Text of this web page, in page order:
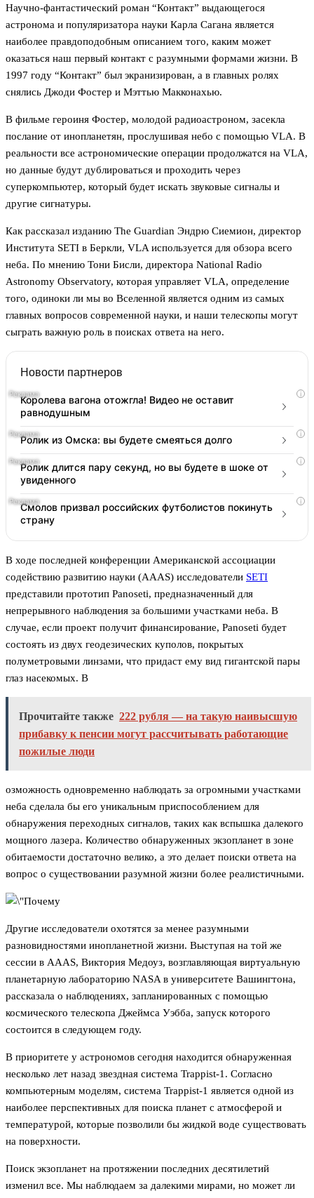
Научно-фантастический роман “Контакт” выдающегося
астронома и популяризатора науки Карла Сагана является
наиболее правдоподобным описанием того, каким может
оказаться наш первый контакт с разумными формами жизни. В
1997 году “Контакт” был экранизирован, а в главных ролях
снялись Джоди Фостер и Мэттью Макконахью.
В фильме героиня Фостер, молодой радиоастроном, засекла
послание от инопланетян, прослушивая небо с помощью VLA. В
реальности все астрономические операции продолжатся на VLA,
но данные будут дублироваться и проходить через
суперкомпьютер, который будет искать звуковые сигналы и
другие сигнатуры.
Как рассказал изданию The Guardian Эндрю Сиемион, директор
Института SETI в Беркли, VLA используется для обзора всего
неба. По мнению Тони Бисли, директора National Radio
Astronomy Observatory, которая управляет VLA, определение
того, одиноки ли мы во Вселенной является одним из самых
главных вопросов современной науки, и наши телескопы могут
сыграть важную роль в поисках ответа на него.
Новости партнеров
i
Королева вагона отожгла! Видео не оставит
равнодушным
i
Ролик из Омска: вы будете смеяться долго
i
Ролик длится пару секунд, но вы будете в шоке от
увиденного
i
Смолов призвал российских футболистов покинуть
страну
В ходе последней конференции Американской ассоциации
содействию развитию науки (AAAS) исследователи SETI
представили прототип Panoseti, предназначенный для
непрерывного наблюдения за большими участками неба. В
случае, если проект получит финансирование, Panoseti будет
состоять из двух геодезических куполов, покрытых
полуметровыми линзами, что придаст ему вид гигантской пары
глаз насекомых. В
Прочитайте также 222 рубля — на такую наивысшую
прибавку к пенсии могут рассчитывать работающие
пожилые люди
озможность одновременно наблюдать за огромными участками
неба сделала бы его уникальным приспособлением для
обнаружения переходных сигналов, таких как вспышка далекого
мощного лазера. Количество обнаруженных экзопланет в зоне
обитаемости достаточно велико, а это делает поиски ответа на
вопрос о существовании разумной жизни более реалистичными.
Другие исследователи охотятся за менее разумными
разновидностями инопланетной жизни. Выступая на той же
сессии в AAAS, Виктория Медоуз, возглавляющая виртуальную
планетарную лабораторию NASA в университете Вашингтона,
рассказала о наблюдениях, запланированных с помощью
космического телескопа Джеймса Уэбба, запуск которого
состоится в следующем году.
В приоритете у астрономов сегодня находится обнаруженная
несколько лет назад звездная система Trappist-1. Согласно
компьютерным моделям, система Trappist-1 является одной из
наиболее перспективных для поиска планет с атмосферой и
температурой, которые позволили бы жидкой воде существовать
на поверхности.
Поиск экзопланет на протяжении последних десятилетий
изменил все. Мы наблюдаем за далекими мирами, но может ли